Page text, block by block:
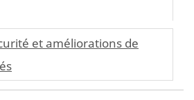
et améliorations de